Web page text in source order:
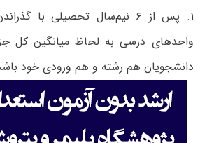
۱. پس از ۶ نیم‌سال تحصیلی با
واحدهای درسی به لحاظ میانگین کل
دانشجویان هم رشته و هم ورودی خود